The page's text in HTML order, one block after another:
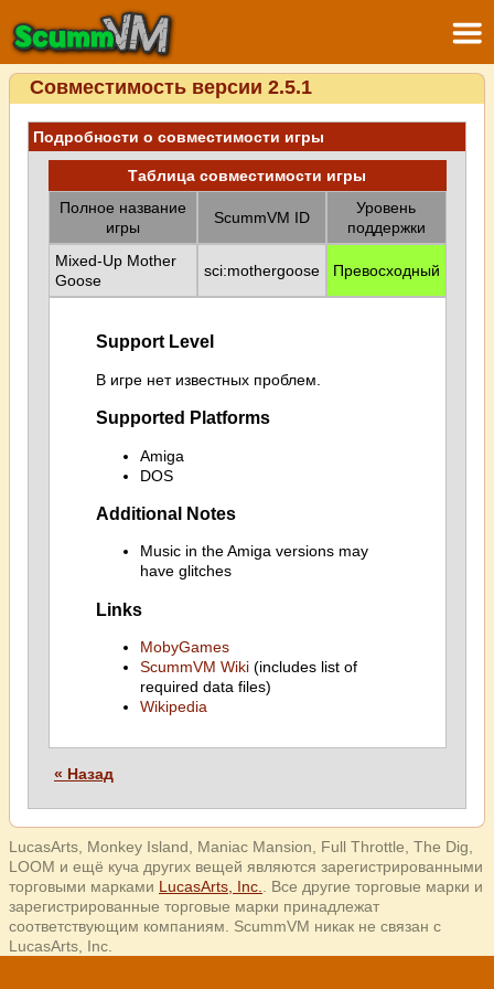
Совместимость версии 2.5.1
Подробности о совместимости игры
Таблица совместимости игры
Полное название
игры
ScummVM ID
Уровень
поддержки
Mixed-Up Mother
Goose
sci:mothergoose Превосходный
Support Level
В игре нет известных проблем.
Supported Platforms
Amiga
DOS
Additional Notes
Music in the Amiga versions may
have glitches
Links
MobyGames
ScummVM Wiki(includes list of
required data files)
Wikipedia
« Назад
LucasArts, Monkey Island, Maniac Mansion, Full Throttle, The Dig,
LOOM и ещё куча других вещей являются зарегистрированными
торговыми марками LucasArts, Inc.
. Все другие торговые марки и
зарегистрированные торговые марки принадлежат
соответствующим компаниям. ScummVM никак не связан с
LucasArts, Inc.